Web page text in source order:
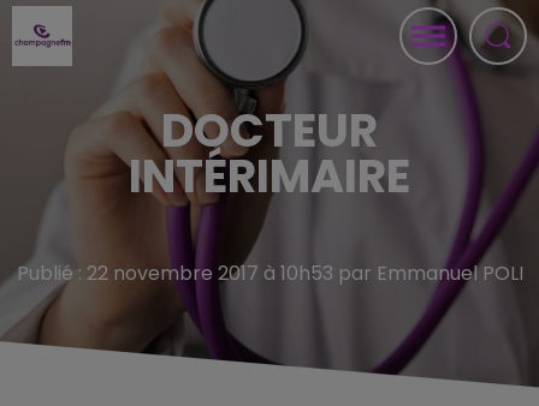
DOCTEUR
INTÉRIMAIRE
Publié : 22 novembre 2017 à 10h53 par Emmanuel POLI